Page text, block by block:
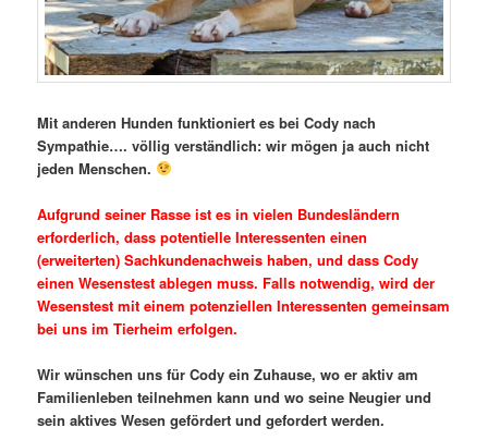
Mit anderen Hunden funktioniert es bei Cody nach
Sympathie…. völlig verständlich: wir mögen ja auch nicht
jeden Menschen.
Aufgrund seiner Rasse ist es in vielen Bundesländern
erforderlich, dass potentielle Interessenten einen
(erweiterten) Sachkundenachweis haben, und dass Cody
einen Wesenstest ablegen muss. Falls notwendig, wird der
Wesenstest mit einem potenziellen Interessenten gemeinsam
bei uns im Tierheim erfolgen.
Wir wünschen uns für Cody ein Zuhause, wo er aktiv am
Familienleben teilnehmen kann und wo seine Neugier und
sein aktives Wesen gefördert und gefordert werden.